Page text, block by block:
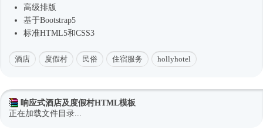
高级排版
基于Bootstrap5
标准HTML5和CSS3
酒店 度假村 民俗 住宿服务 hollyhotel
响应式酒店及度假村HTML模板
正在加载文件目录...